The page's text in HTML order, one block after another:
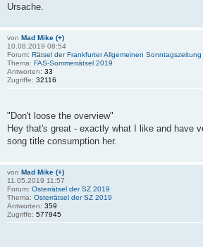
Ursache.
von Mad Mike (+)
10.08.2019 08:54
Forum: Rätsel der Frankfurter Allgemeinen Sonntagszeitung
Thema: FAS-Sommerrätsel 2019
Antworten: 33
Zugriffe: 32116
"Don't loose the overview"
Hey that's great - exactly what I like and have
song title consumption her.
von Mad Mike (+)
11.05.2019 11:57
Forum: Osterrätsel der SZ 2019
Thema: Osterrätsel der SZ 2019
Antworten: 359
Zugriffe: 577945